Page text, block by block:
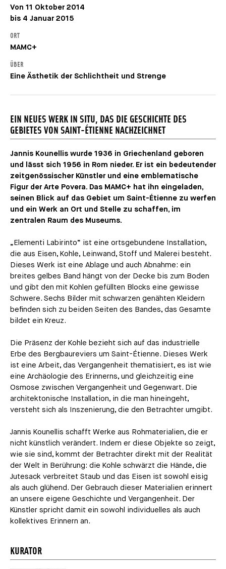
Von 11 Oktober 2014
bis 4 Januar 2015
ORT
MAMC+
ÜBER
Eine Ästhetik der Schlichtheit und Strenge
EIN NEUES WERK IN SITU, DAS DIE GESCHICHTE DES
GEBIETES VON SAINT-ÉTIENNE NACHZEICHNET
Jannis Kounellis wurde 1936 in Griechenland geboren
und lässt sich 1956 in Rom nieder. Er ist ein bedeutender
zeitgenössischer Künstler und eine emblematische
Figur der Arte Povera. Das MAMC+ hat ihn eingeladen,
seinen Blick auf das Gebiet um Saint-Étienne zu werfen
und ein Werk an Ort und Stelle zu schaffen, im
zentralen Raum des Museums.
„Elementi Labirinto“ ist eine ortsgebundene Installation,
die aus Eisen, Kohle, Leinwand, Stoff und Malerei besteht.
Dieses Werk ist eine Ablage und auch Abnahme: ein
breites gelbes Band hängt von der Decke bis zum Boden
und gibt den mit Kohlen gefüllten Blocks eine gewisse
Schwere. Sechs Bilder mit schwarzen genähten Kleidern
befinden sich zu beiden Seiten des Bandes, das Gesamte
bildet ein Kreuz.
Die Präsenz der Kohle bezieht sich auf das industrielle
Erbe des Bergbaureviers um Saint-Étienne. Dieses Werk
ist eine Arbeit, das Vergangenheit thematisiert, es ist wie
eine Archäologie des Erinnerns, und gleichzeitig eine
Osmose zwischen Vergangenheit und Gegenwart. Die
architektonische Installation, in die man hineingeht,
versteht sich als Inszenierung, die den Betrachter umgibt.
Jannis Kounellis schafft Werke aus Rohmaterialien, die er
nicht künstlich verändert. Indem er diese Objekte so zeigt,
wie sie sind, kommt der Betrachter direkt mit der Realität
der Welt in Berührung: die Kohle schwärzt die Hände, die
Jutesack verbreitet Staub und das Eisen ist sowohl eisig
als auch glühend. Der Gebrauch dieser Materialien erinnert
an unsere eigene Geschichte und Vergangenheit. Der
Künstler spricht damit ein sowohl individuelles als auch
kollektives Erinnern an.
KURATOR